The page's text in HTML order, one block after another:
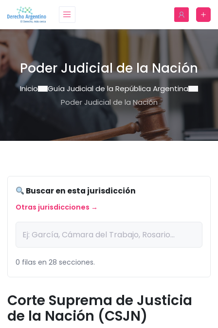
Poder Judicial de la Nación
Inicio
Guía Judicial de la República Argentina
Poder Judicial de la Nación
Buscar en esta jurisdicción
Otras jurisdicciones →
0 filas en 28 secciones.
Corte Suprema de Justicia
de la Nación (CSJN)